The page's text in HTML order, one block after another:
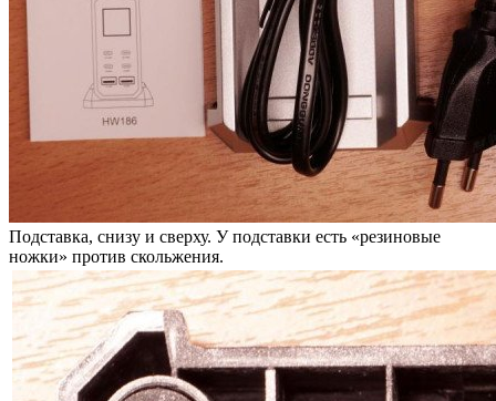
Подставка, снизу и сверху. У подставки есть «резиновые
ножки» против скольжения.